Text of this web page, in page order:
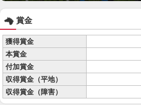
賞金
獲得賞金
本賞金
付加賞金
収得賞金（平地）
収得賞金（障害）